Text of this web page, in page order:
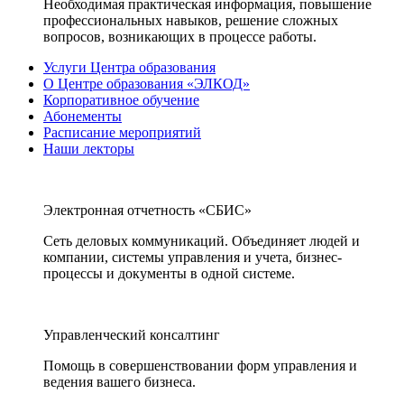
Необходимая практическая информация, повышение
профессиональных навыков, решение сложных
вопросов, возникающих в процессе работы.
Услуги Центра образования
О Центре образования «ЭЛКОД»
Корпоративное обучение
Абонементы
Расписание мероприятий
Наши лекторы
Электронная отчетность «СБИС»
Сеть деловых коммуникаций. Объединяет людей и
компании, системы управления и учета, бизнес-
процессы и документы в одной системе.
Управленческий консалтинг
Помощь в совершенствовании форм управления и
ведения вашего бизнеса.